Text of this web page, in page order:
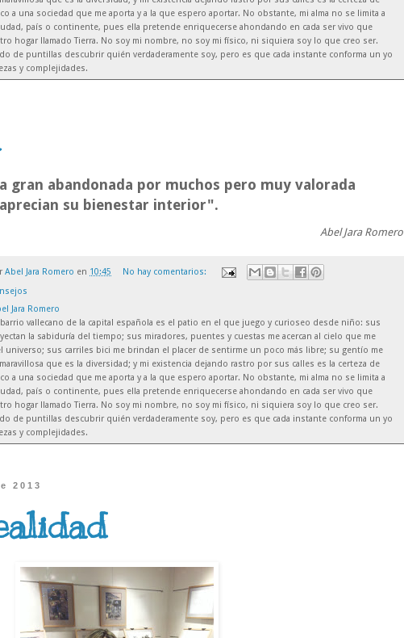
a una sociedad que me aporta y a la que espero aportar. No obstante, mi alma no se limita a
país o continente, pues ella pretende enriquecerse ahondando en cada ser vivo que
hogar llamado Tierra. No soy mi nombre, no soy mi físico, ni siquiera soy lo que creo ser.
de puntillas descubrir quién verdaderamente soy, pero es que cada instante conforma un yo
y complejidades.
gran abandonada por muchos pero muy valorada
su bienestar interior".
Abel Jara Romero
Abel Jara Romero en 10:45
No hay comentarios:
Jara Romero
barrio vallecano de la capital española es el patio en el que juego y curioseo desde niño: sus
la sabiduría del tiempo; sus miradores, puentes y cuestas me acercan al cielo que me
universo; sus carriles bici me brindan el placer de sentirme un poco más libre; su gentío me
que es la diversidad; y mi existencia dejando rastro por sus calles es la certeza de
a una sociedad que me aporta y a la que espero aportar. No obstante, mi alma no se limita a
país o continente, pues ella pretende enriquecerse ahondando en cada ser vivo que
hogar llamado Tierra. No soy mi nombre, no soy mi físico, ni siquiera soy lo que creo ser.
de puntillas descubrir quién verdaderamente soy, pero es que cada instante conforma un yo
y complejidades.
2013